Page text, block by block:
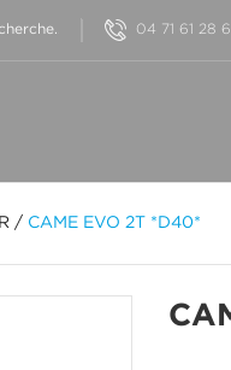
04 71 61 28
/ CAME EVO 2T *D40*